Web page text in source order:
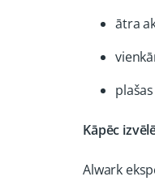
ātra
Kāpēc
Alwark